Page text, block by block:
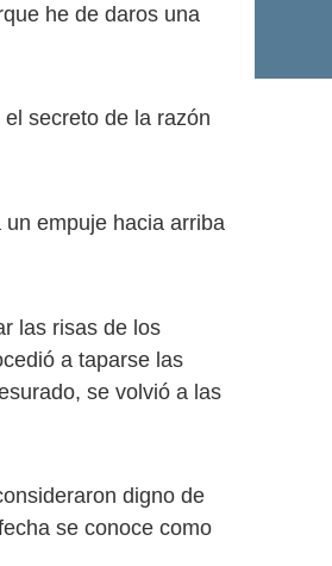
he de daros una
secreto de la razón
empuje hacia arriba
risas de los
a taparse las
se volvió a las
digno de
se conoce como